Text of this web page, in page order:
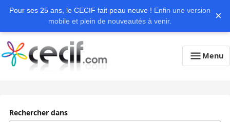
Pour ses 25 ans, le CECIF fait peau neuve ! Enfin une version
mobile et plein de nouveautés à venir.
×
Menu
Rechercher dans